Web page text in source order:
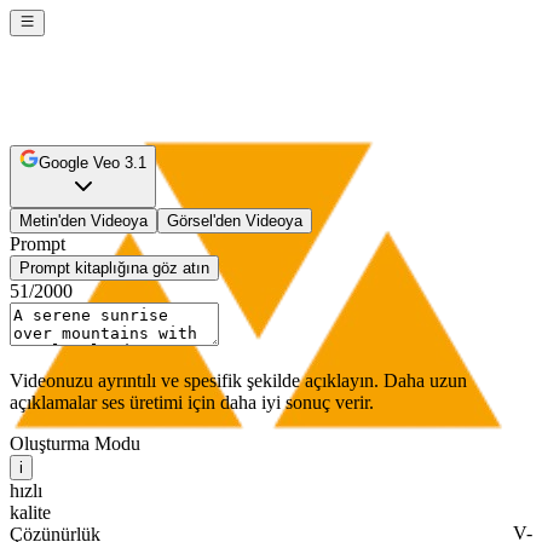
V-
Google Veo 3.1
Metin'den Videoya Görsel'den Videoya
Prompt
Prompt kitaplığına göz atın
51/2000
Videonuzu ayrıntılı ve spesifik şekilde açıklayın. Daha uzun
açıklamalar ses üretimi için daha iyi sonuç verir.
Oluşturma Modu
i
hızlı
kalite
Çözünürlük